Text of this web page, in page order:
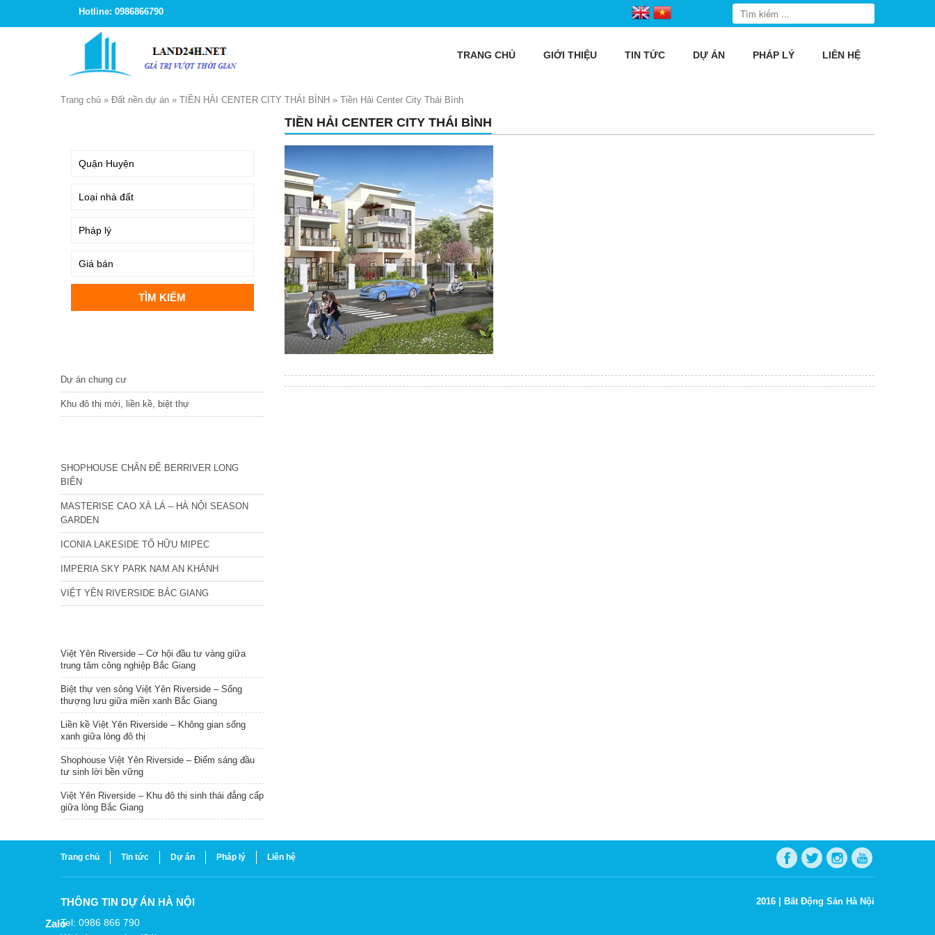
Hotline: 0986866790
TRANG CHỦ GIỚI THIỆU TIN TỨC DỰ ÁN PHÁP LÝ LIÊN HỆ
Trang chủ » Đất nền dự án » TIỀN HẢI CENTER CITY THÁI BÌNH » Tiền Hải Center City Thái Bình
TIỀN HẢI CENTER CITY THÁI BÌNH
Dự án chung cư
Khu đô thị mới, liền kề, biệt thự
SHOPHOUSE CHÂN ĐẾ BERRIVER LONG
BIÊN
MASTERISE CAO XÀ LÁ – HÀ NỘI SEASON
GARDEN
ICONIA LAKESIDE TỐ HỮU MIPEC
IMPERIA SKY PARK NAM AN KHÁNH
VIỆT YÊN RIVERSIDE BẮC GIANG
Việt Yên Riverside – Cơ hội đầu tư vàng giữa
trung tâm công nghiệp Bắc Giang
Biệt thự ven sông Việt Yên Riverside – Sống
thượng lưu giữa miền xanh Bắc Giang
Liền kề Việt Yên Riverside – Không gian sống
xanh giữa lòng đô thị
Shophouse Việt Yên Riverside – Điểm sáng đầu
tư sinh lời bền vững
Việt Yên Riverside – Khu đô thị sinh thái đẳng cấp
giữa lòng Bắc Giang
Trang chủ Tin tức Dự án Pháp lý Liên hệ
THÔNG TIN DỰ ÁN HÀ NỘI
Tel: 0986 866 790
2016 | Bất Động Sản Hà Nội
Zalo